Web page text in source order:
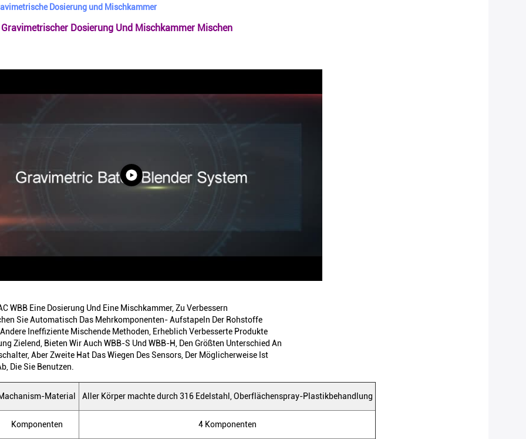
Dosierung und Mischkammer
Dosierung Und Mischkammer Mischen
WBB Eine Dosierung Und Eine Mischkammer, Zu Verbessern
Sie Automatisch Das Mehrkomponenten- Aufstapeln Der Rohstoffe
Ineffiziente Mischende Methoden, Erheblich Verbesserte Produkte
Zielend, Bieten Wir Auch WBB-S Und WBB-H, Den Größten Unterschied An
Aber Zweite Hat Das Wiegen Des Sensors, Der Möglicherweise Ist
Die Sie Benutzen.
Material Aller Körper machte durch 316 Edelstahl, Oberflächenspray-Plastikbehandlung
Komponenten 4 Komponenten